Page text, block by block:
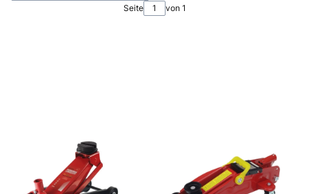
Seite von 1